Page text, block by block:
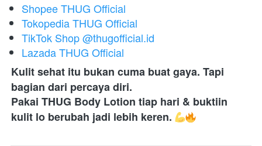
Shopee THUG Official
Tokopedia THUG Official
TikTok Shop @thugofficial.id
Lazada THUG Official
Kulit sehat itu bukan cuma buat gaya. Tapi
bagian dari percaya diri.
Pakai THUG Body Lotion tiap hari & buktiin
kulit lo berubah jadi lebih keren.